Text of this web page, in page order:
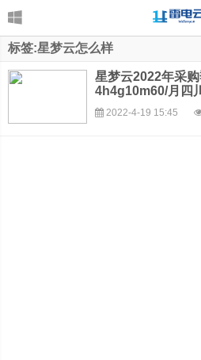
标签:星梦云怎么样
星梦云2022年采
4h4g10m60/月四
299/月续费同价
2022-4-19 15:45